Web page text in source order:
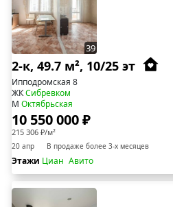
39
2-к, 49.7 м², 10/25 эт
Ипподромская 8
ЖКСибревком
М Октябрьская
10 550 000 ₽
215 306 ₽/м²
20 апр В продаже более 3-х месяцев
Этажи Циан Авито